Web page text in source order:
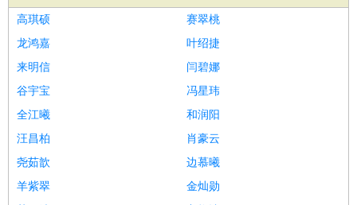
高琪硕
赛翠桃
龙鸿嘉
叶绍捷
来明信
闫碧娜
谷宇宝
冯星玮
全江曦
和润阳
汪昌柏
肖豪云
尧茹歆
边慕曦
羊紫翠
金灿勋